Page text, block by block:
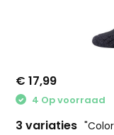
€ 17,99
4 Op voorraad
3 variaties